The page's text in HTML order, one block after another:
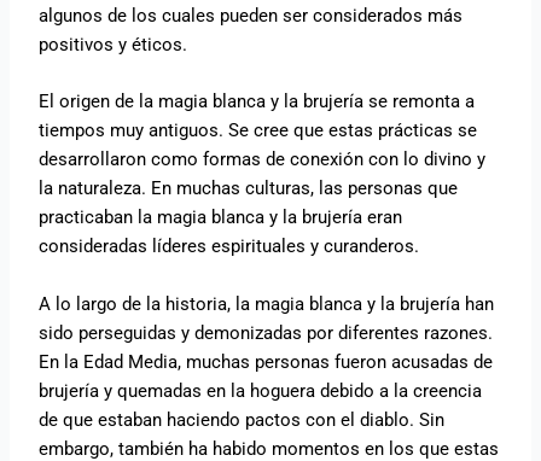
algunos de los cuales pueden ser considerados más
positivos y éticos.
El origen de la magia blanca y la brujería se remonta a
tiempos muy antiguos. Se cree que estas prácticas se
desarrollaron como formas de conexión con lo divino y
la naturaleza. En muchas culturas, las personas que
practicaban la magia blanca y la brujería eran
consideradas líderes espirituales y curanderos.
A lo largo de la historia, la magia blanca y la brujería han
sido perseguidas y demonizadas por diferentes razones.
En la Edad Media, muchas personas fueron acusadas de
brujería y quemadas en la hoguera debido a la creencia
de que estaban haciendo pactos con el diablo. Sin
embargo, también ha habido momentos en los que estas